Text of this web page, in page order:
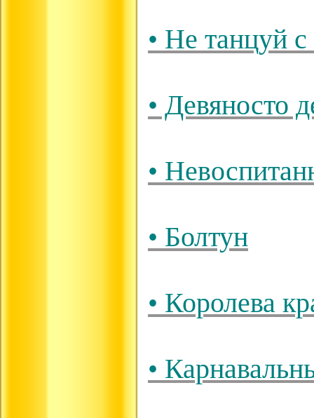
• Не танцуй
• Девяносто
•
• Болтун
• Королева
•